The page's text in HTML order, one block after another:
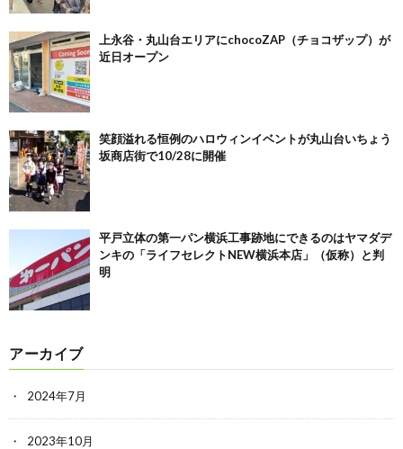
上永谷・丸山台エリアにchocoZAP（チョコザップ）が
近日オープン
笑顔溢れる恒例のハロウィンイベントが丸山台いちょう
坂商店街で10/28に開催
平戸立体の第一パン横浜工事跡地にできるのはヤマダデ
ンキの「ライフセレクトNEW横浜本店」（仮称）と判
明
アーカイブ
2024年7月
2023年10月